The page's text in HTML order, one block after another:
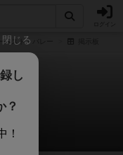
ベスト・バレー
ー
閉じる
し
？
！